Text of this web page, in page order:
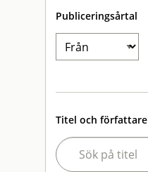
Publiceringsårtal
Titel och författare